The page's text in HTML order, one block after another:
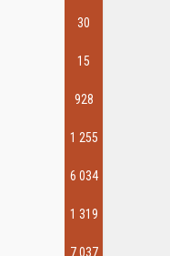
30
15
928
1 255
6 034
1 319
7 037